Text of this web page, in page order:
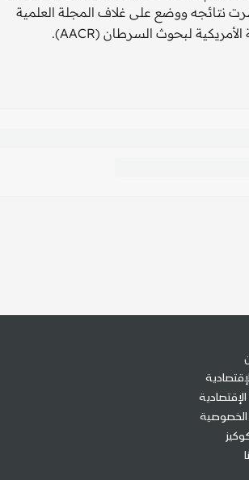
نتائجه ووضع على غلاف المجلة العلمية